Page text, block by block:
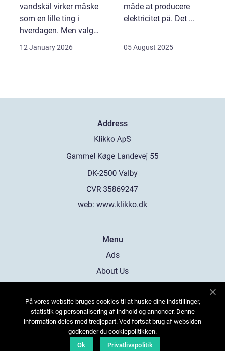
vandskål virker måske
som en lille ting i
hverdagen. Men valg
af sk&arin...
12 January 2026
måde at producere
elektricitet på. Det ...
05 August 2025
Address
web: www.klikko.dk
Menu
Ads
About Us
Contact
Sitemap
På vores website bruges cookies til at huske dine indstillinger,
statistik og personalisering af indhold og annoncer. Denne
information deles med tredjepart. Ved fortsat brug af websiden
godkender du cookiepolitikken.
Ok
Privatlivspolitik